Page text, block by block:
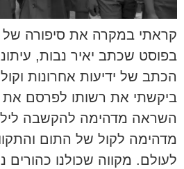
קראתי במקרה את סיפורה
בפוסט שכתב יאיר נבות,
הכתב של ידיעות אחרונות
ביקשתי את רשותו לפרסם את
השראה מדהימה להקשבה
מדהימה לקול של התום
לעולם. מקווה שכולנו כהורים